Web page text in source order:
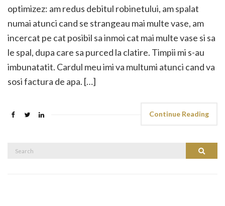
optimizez: am redus debitul robinetului, am spalat
numai atunci cand se strangeau mai multe vase, am
incercat pe cat posibil sa inmoi cat mai multe vase si sa
le spal, dupa care sa purced la clatire. Timpii mi s-au
imbunatatit. Cardul meu imi va multumi atunci cand va
sosi factura de apa. […]
Continue Reading
Search